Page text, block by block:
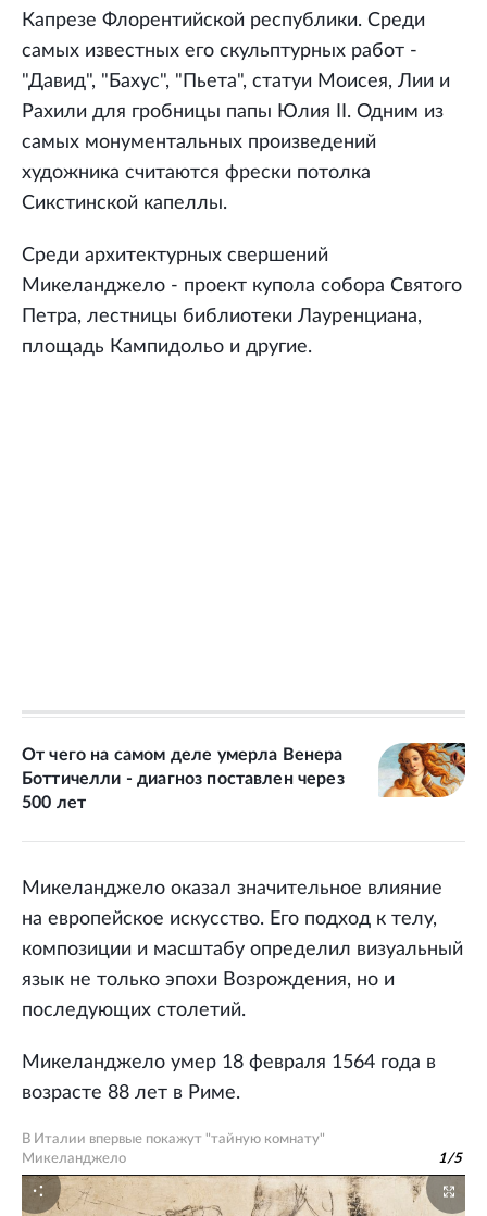
Капрезе Флорентийской республики. Среди
самых известных его скульптурных работ -
"Давид", "Бахус", "Пьета", статуи Моисея, Лии и
Рахили для гробницы папы Юлия II. Одним из
самых монументальных произведений
художника считаются фрески потолка
Сикстинской капеллы.
Среди архитектурных свершений
Микеланджело - проект купола собора Святого
Петра, лестницы библиотеки Лауренциана,
площадь Кампидольо и другие.
От чего на самом деле умерла Венера
Боттичелли - диагноз поставлен через
500 лет
Микеланджело оказал значительное влияние
на европейское искусство. Его подход к телу,
композиции и масштабу определил визуальный
язык не только эпохи Возрождения, но и
последующих столетий.
Микеланджело умер 18 февраля 1564 года в
возрасте 88 лет в Риме.
В Италии впервые покажут "тайную комнату"
Микеланджело
1/5